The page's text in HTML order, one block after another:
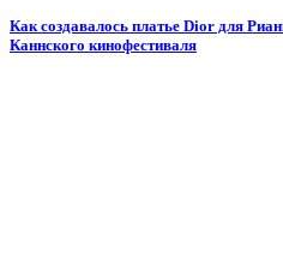
Как создавалось платье Dior для
Каннского кинофестиваля